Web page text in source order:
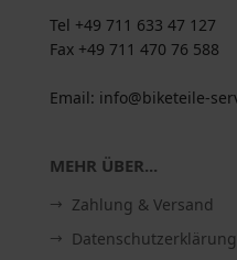
Tel +49 711 633 47 127
Fax +49 711 470 76 588
Email: info@biketeile-
MEHR ÜBER...
Zahlung & Versand
Datenschutzerklärung